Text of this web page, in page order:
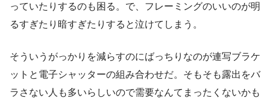
っていたりするのも困る。で、フレーミングのいいのが明
るすぎたり暗すぎたりすると泣けてしまう。
そういうがっかりを減らすのにばっちりなのが連写ブラケ
ットと電子シャッターの組み合わせだ。そもそも露出をバ
ラさない人も多いらしいので需要なんてまったくないかも